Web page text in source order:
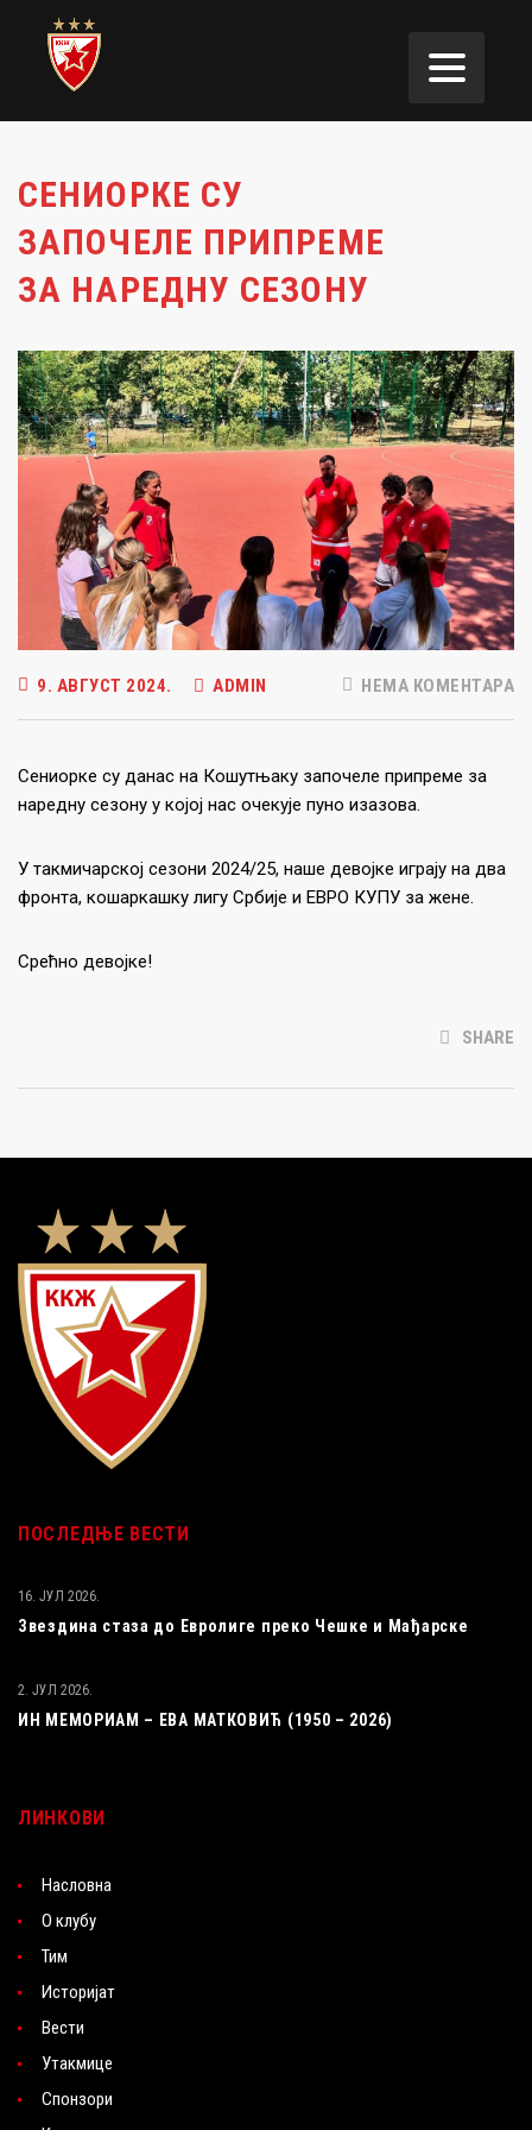
СЕНИОРКЕ СУ
ЗАПОЧЕЛЕ ПРИПРЕМЕ
ЗА НАРЕДНУ СЕЗОНУ
9. АВГУСТ 2024. ADMIN НЕМА КОМЕНТАРА
Сениорке су данас на Кошутњаку започеле припреме за
наредну сезону у којој нас очекује пуно изазова.
У такмичарској сезони 2024/25, наше девојке играју на два
фронта, кошаркашку лигу Србије и ЕВРО КУПУ за жене.
Срећно девојке!
SHARE
ПОСЛЕДЊЕ ВЕСТИ
Звездина стаза до Евролиге преко Чешке и Мађарске
16. ЈУЛ 2026.
ИН МЕМОРИАМ – ЕВА МАТКОВИЋ (1950 – 2026)
2. ЈУЛ 2026.
ЛИНКОВИ
Насловна
О клубу
Тим
Историјат
Вести
Утакмице
Спонзори